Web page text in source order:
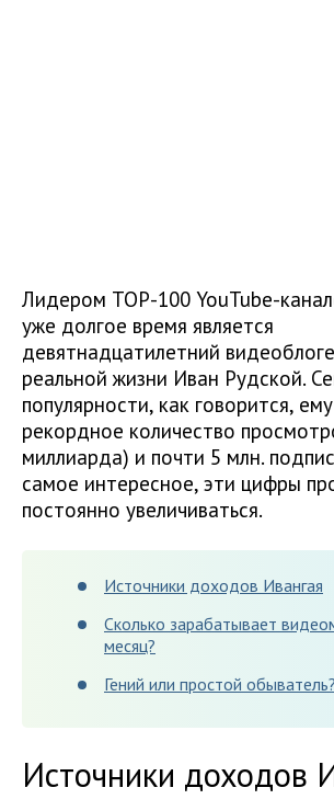
Лидером ТОР-100 YouTube-
уже долгое время является
девятнадцатилетний
реальной жизни Иван Рудской.
популярности, как говорится,
рекордное количество
миллиарда) и почти 5 млн.
самое интересное, эти цифры
постоянно увеличиваться.
Источники доходов Ивангая
Сколько зарабатывает
месяц?
Гений или простой обыватель?
Источники доходов